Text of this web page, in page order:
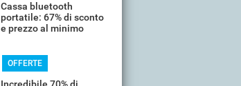
Cassa bluetooth
portatile: 67% di sconto
e prezzo al minimo
OFFERTE